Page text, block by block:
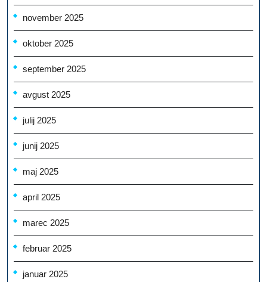
november 2025
oktober 2025
september 2025
avgust 2025
julij 2025
junij 2025
maj 2025
april 2025
marec 2025
februar 2025
januar 2025